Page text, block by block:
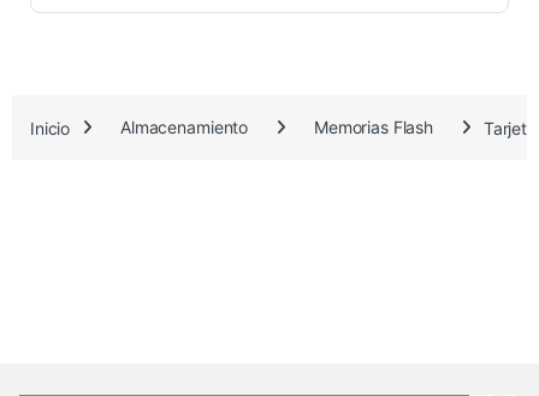
4
7
Inicio Almacenamiento Memorias Flash